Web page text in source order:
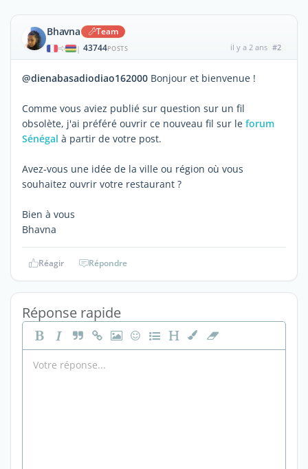
Bhavna Team
| 43744POSTS il y a 2 ans #2
@dienabasadiodiao162000 Bonjour et bienvenue !
Comme vous aviez publié sur question sur un fil
obsolète, j'ai préféré ouvrir ce nouveau fil sur le forum
Sénégal à partir de votre post.
Avez-vous une idée de la ville ou région où vous
souhaitez ouvrir votre restaurant ?
Bien à vous
Bhavna
Réagir Répondre
Réponse rapide